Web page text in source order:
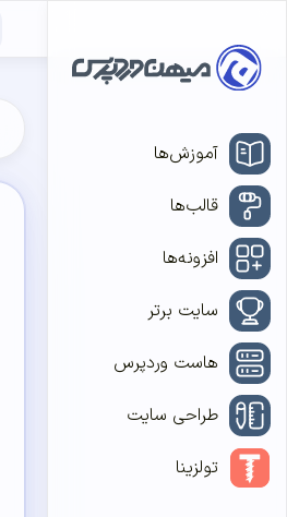
آموزش‌ها
قالب‌ها
افزونه‌ها
سایت برتر
هاست وردپرس
طراحی سایت
تولزینا